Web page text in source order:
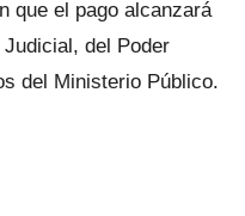
que el pago alcanzará
del Poder
del Ministerio Público.